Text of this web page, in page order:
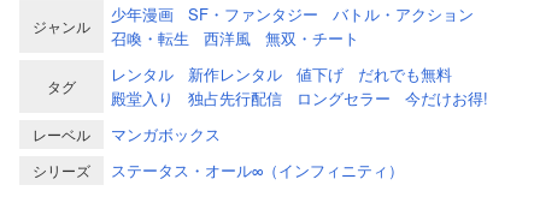
ジャンル
少年漫画 SF・ファンタジー
バトル・アクション
召喚・転生
西洋風 無双・チート
タグ
レンタル 新作レンタル 値下げ
だれでも無料
殿堂入り
独占先行配信 ロングセラー 今だけお得!
レーベル マンガボックス
シリーズ
ステータス・オール∞（インフィニティ）